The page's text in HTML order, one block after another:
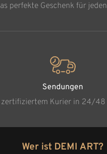
perfekte Geschenk für
Sendungen
Kurier in 24/48
Wer ist DEMI ART?